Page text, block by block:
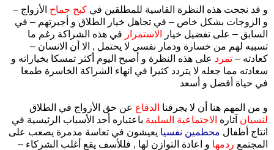
و قد نجحت هذه النظرة القاسية للمطلقين في كبح جماح الأزواج –
و الزوجات بشكل خاص – في تجاهل خيار الطلاق و أجبرتهم – في
السابق – على تفضيل خيار
الاستمرار في هذه الشراكة رغم ما
تسببه لهم من خسارة ودمار نفسي لا يحتمل , الا أن الانسان –
كعادته – تمرد على هذه النظرة و أصبح اليوم أكثر تمسكا بخياراته و
سعادته مما جعله لا يتردد كثيرا في انهاء الشراكة الخاسرة طمعا
في حياة أفضل و أسعد
و من المهم هنا أن لا يجرفنا الدفاع عن حق الأزواج في الطلاق
لنسيان آثاره الاجتماعية السلبية باعتباره أحد الأسباب الرئيسية في
انتاج أطفال محطمين نفسيا يعيشون في تعاسة مدمرة يصعب على
المجتمع ردمها و اعادة التوازن لها , فللأسف يقع أغلب الشركاء –